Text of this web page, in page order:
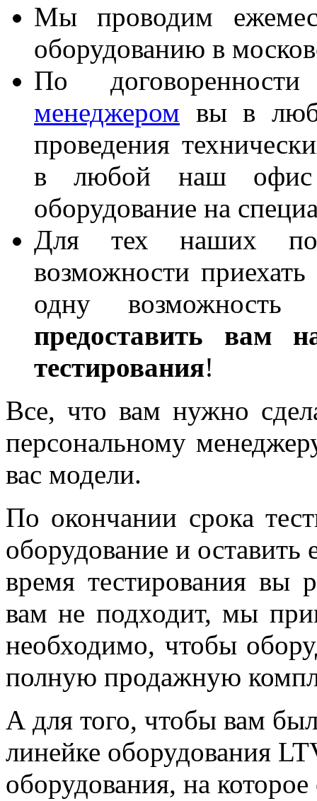
Мы проводим
оборудованию в
По
менеджером вы в
проведения
в любой наш офис
оборудование на
Для тех наших
возможности
одну
предоставить вам
тестирования!
Все, что вам нужно
персональному
вас модели.
По окончании срока
оборудование и оставить
время тестирования вы
вам не подходит, мы
необходимо, чтобы
полную продажную
А для того, чтобы вам
линейке оборудования
оборудования, на